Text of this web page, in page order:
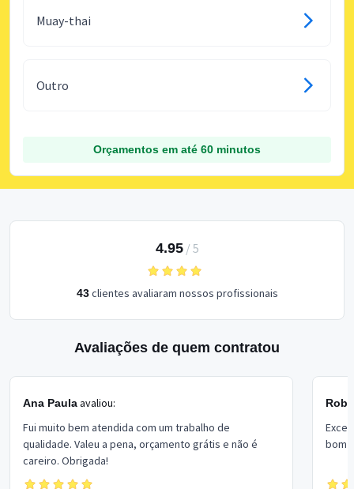
Muay-thai
Outro
Orçamentos em até 60 minutos
4.95/ 5
43clientes avaliaram nossos profissionais
Avaliações de quem contratou
Ana Paulaavaliou:
Fui muito bem atendida com um trabalho de
qualidade. Valeu a pena, orçamento grátis e não é
careiro. Obrigada!
bom